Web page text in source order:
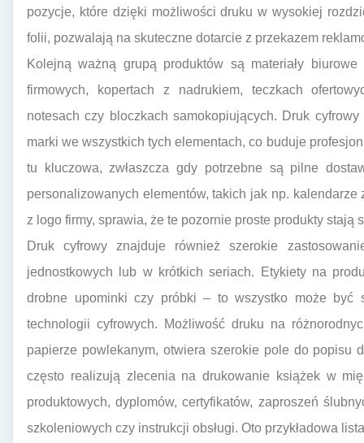
pozycje, które dzięki możliwości druku w wysokiej
folii, pozwalają na skuteczne dotarcie z przekazem
Kolejną ważną grupą produktów są materiały
firmowych, kopertach z nadrukiem, teczkach
notesach czy bloczkach samokopiujących. Druk
marki we wszystkich tych elementach, co buduje
tu kluczowa, zwłaszcza gdy potrzebne są pilne
personalizowanych elementów, takich jak np.
z logo firmy, sprawia, że te pozornie proste produkty
Druk cyfrowy znajduje również szerokie
jednostkowych lub w krótkich seriach. Etykiety na
drobne upominki czy próbki – to wszystko może być
technologii cyfrowych. Możliwość druku na
papierze powlekanym, otwiera szerokie pole do popisu
często realizują zlecenia na drukowanie książek w
produktowych, dyplomów, certyfikatów, zaproszeń
szkoleniowych czy instrukcji obsługi. Oto przykładowa